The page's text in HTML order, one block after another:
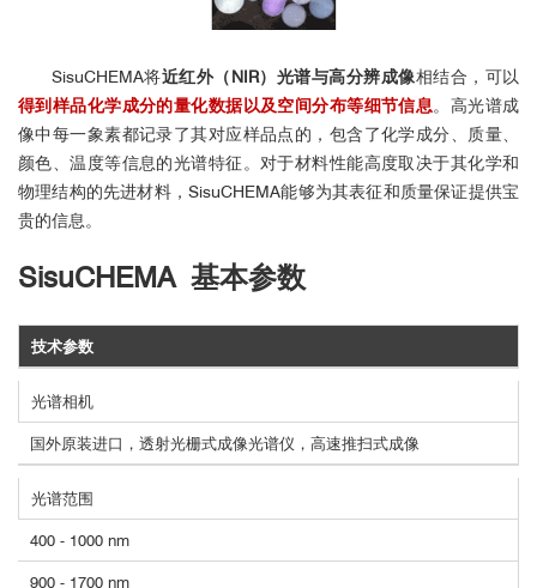
SisuCHEMA将近红外（NIR）光谱与高分辨成像相结合，可以
得到样品化学成分的量化数据以及空间分布等细节信息。高光谱成
像中每一象素都记录了其对应样品点的，包含了化学成分、质量、
颜色、温度等信息的光谱特征。对于材料性能高度取决于其化学和
物理结构的先进材料，SisuCHEMA能够为其表征和质量保证提供宝
贵的信息。
SisuCHEMA 基本参数
技术参数
光谱相机
国外原装进口，透射光栅式成像光谱仪，高速推扫式成像
光谱范围
400 - 1000 nm
900 - 1700 nm